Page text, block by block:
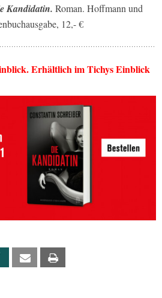
Kandidatin. Roman. Hoffmann und
12,- €
Erhältlich im Tichys Einblick
Xing Email